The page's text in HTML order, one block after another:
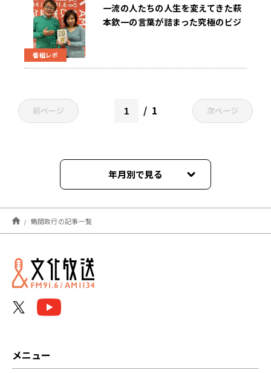
番組レポ
一流の人たちの人生を変えてきた萩
本欽一の言葉が詰まった究極のビジ
前ページ 1 次ページ
年月別で見る
2022年02月
鶴間政行の記事一覧
メニュー